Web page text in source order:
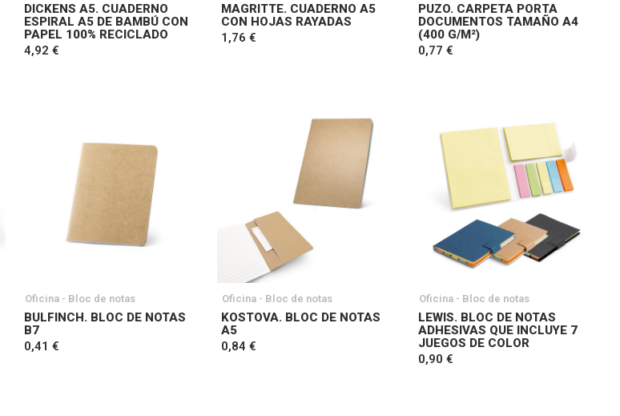
DICKENS A5. CUADERNO
ESPIRAL A5 DE BAMBÚ CON
PAPEL 100% RECICLADO
4,92 €
MAGRITTE. CUADERNO A5
CON HOJAS RAYADAS
1,76 €
PUZO. CARPETA PORTA
DOCUMENTOS TAMAÑO A4
(400 G/M²)
0,77 €
Oficina - Bloc de notas
BULFINCH. BLOC DE NOTAS
B7
0,41 €
Oficina - Bloc de notas
KOSTOVA. BLOC DE NOTAS
A5
0,84 €
Oficina - Bloc de notas
LEWIS. BLOC DE NOTAS
ADHESIVAS QUE INCLUYE 7
JUEGOS DE COLOR
0,90 €